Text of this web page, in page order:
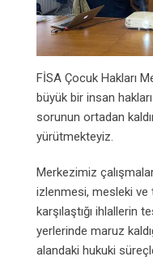
FİSA Çocuk Hakları
büyük bir insan
sorunun ortadan
yürütmekteyiz.
Merkezimiz
izlenmesi, mesleki ve
karşılaştığı ihlallerin
yerlerinde maruz
alandaki hukuki